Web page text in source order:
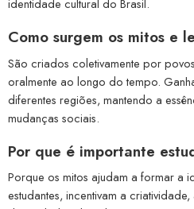
identidade cultural do Brasil.
Como surgem os mitos e
São criados coletivamente por
oralmente ao longo do tempo.
diferentes regiões, mantendo a
mudanças sociais.
Por que é importante
Porque os mitos ajudam a formar a
estudantes, incentivam a